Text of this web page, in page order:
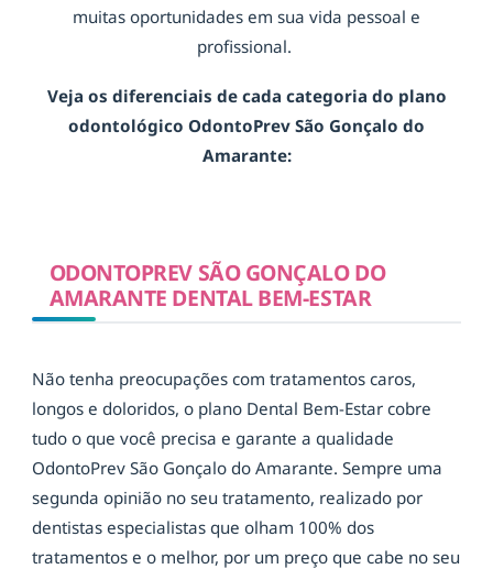
muitas oportunidades em sua vida pessoal e
profissional.
Veja os diferenciais de cada categoria do plano
odontológico OdontoPrev São Gonçalo do
Amarante:
ODONTOPREV SÃO GONÇALO DO
AMARANTE DENTAL BEM-ESTAR
Não tenha preocupações com tratamentos caros,
longos e doloridos, o plano Dental Bem-Estar cobre
tudo o que você precisa e garante a qualidade
OdontoPrev São Gonçalo do Amarante. Sempre uma
segunda opinião no seu tratamento, realizado por
dentistas especialistas que olham 100% dos
tratamentos e o melhor, por um preço que cabe no seu